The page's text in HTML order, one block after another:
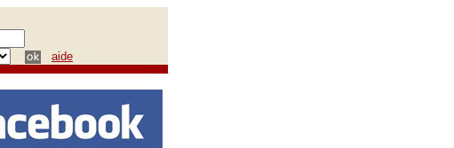
aide